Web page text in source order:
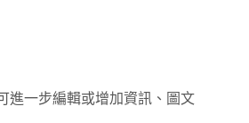
進一步編輯或增加資訊、圖文